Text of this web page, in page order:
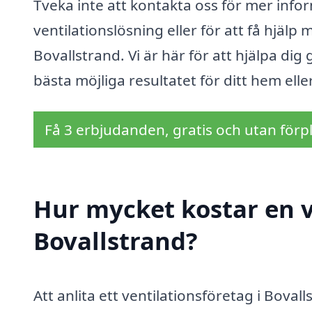
Tveka inte att kontakta oss för mer
ventilationslösning eller för att få hjälp
Bovallstrand. Vi är här för att hjälpa dig
bästa möjliga resultatet för ditt hem
Få 3 erbjudanden, gratis och utan
Hur mycket kostar
Bovallstrand?
Att anlita ett ventilationsföretag i